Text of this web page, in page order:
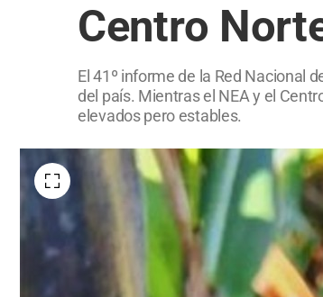
Centro
El 41º informe de la Red Nacional
del país. Mientras el NEA y el
elevados pero estables.